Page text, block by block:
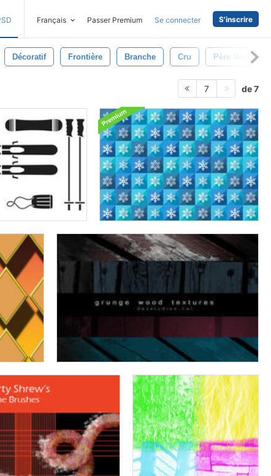
Français Passer Premium Se connecter S'inscrire
Décoratif Frontière Branche Cru Père Noël
7 de 7